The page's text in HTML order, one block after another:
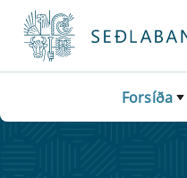
Fara beint í Meginmál
Forsíða